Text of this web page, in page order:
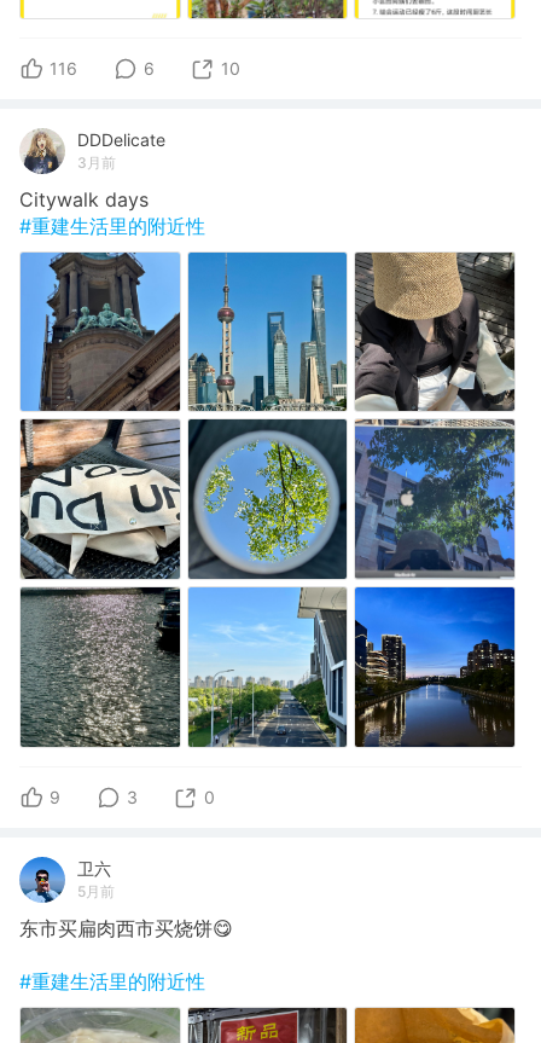
116 6 10
DDDelicate
3月前
Citywalk days
#重建生活里的附近性
9 3 0
卫六
5月前
东市买扁肉西市买烧饼😋
#重建生活里的附近性